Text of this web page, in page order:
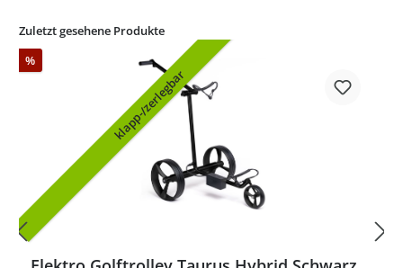
schnell wieder abnehmen. Ein Tragegriff ist ebenfalls
vorhanden.
Zuletzt gesehene Produkte
%
klapp-/zerlegbar